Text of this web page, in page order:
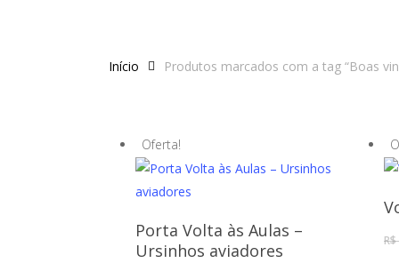
Início Produtos marcados com a tag “Boas
Oferta!
Comprar
Porta Volta às Aulas –
Ursinhos aviadores
R$